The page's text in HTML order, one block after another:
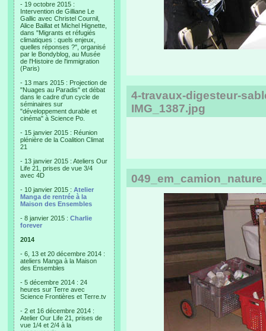
- 19 octobre 2015 :
Intervention de Gilliane Le
Gallic avec Christel Cournil,
Alice Baillat et Michel Hignette,
dans "Migrants et réfugiés
climatiques : quels enjeux,
quelles réponses ?", organisé
par le Bondyblog, au Musée
de l'Histoire de l'immigration
(Paris)
- 13 mars 2015 : Projection de
"Nuages au Paradis" et débat
dans le cadre d'un cycle de
séminaires sur
"développement durable et
cinéma" à Science Po.
- 15 janvier 2015 : Réunion
plénière de la Coalition Climat
21
- 13 janvier 2015 : Ateliers Our
Life 21, prises de vue 3/4
avec 4D
- 10 janvier 2015 : Atelier
Manga de rentrée à la
Maison des Ensembles
- 8 janvier 2015 : Charlie
forever
2014
- 6, 13 et 20 décembre 2014 :
ateliers Manga à la Maison
des Ensembles
- 5 décembre 2014 : 24
heures sur Terre avec
Science Frontières et Terre.tv
- 2 et 16 décembre 2014 :
Atelier Our Life 21, prises de
vue 1/4 et 2/4 à la
4-travaux-digesteur-
IMG_1387.jpg